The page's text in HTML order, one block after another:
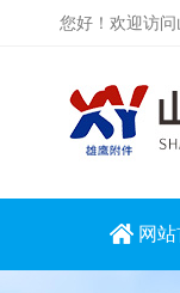
您好！欢迎访问
网